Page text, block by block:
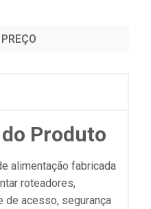
Produto
alimentação fabricada
roteadores,
de acesso, segurança